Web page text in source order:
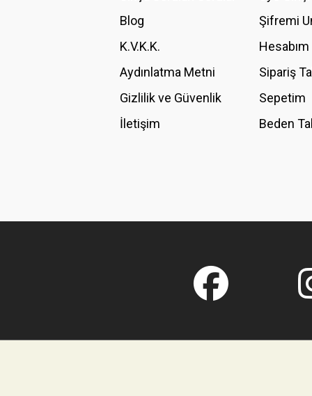
Ürün fiyatı diğer sitelerden daha pahalı.
Bu ürüne benzer farklı alternatifler olmalı.
Blog
K.V.K.K.
Aydınlatma Metni
Gizlilik ve Güvenlik
İletişim
Şifremi
Hesabım
Sipariş
Sepetim
Beden